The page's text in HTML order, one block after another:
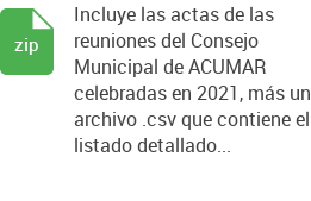
Incluye las actas de las
reuniones del Consejo
Municipal de ACUMAR
celebradas en 2021, más un
archivo .csv que contiene el
listado detallado...
zip